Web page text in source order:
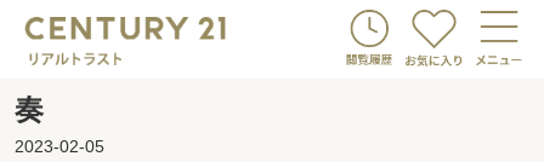
奏
2023-02-05